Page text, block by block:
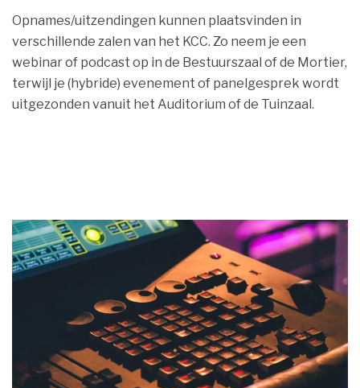
Opnames/uitzendingen kunnen plaatsvinden in
verschillende zalen van het KCC. Zo neem je een
webinar of podcast op in de Bestuurszaal of de Mortier,
terwijl je (hybride) evenement of panelgesprek wordt
uitgezonden vanuit het Auditorium of de Tuinzaal.